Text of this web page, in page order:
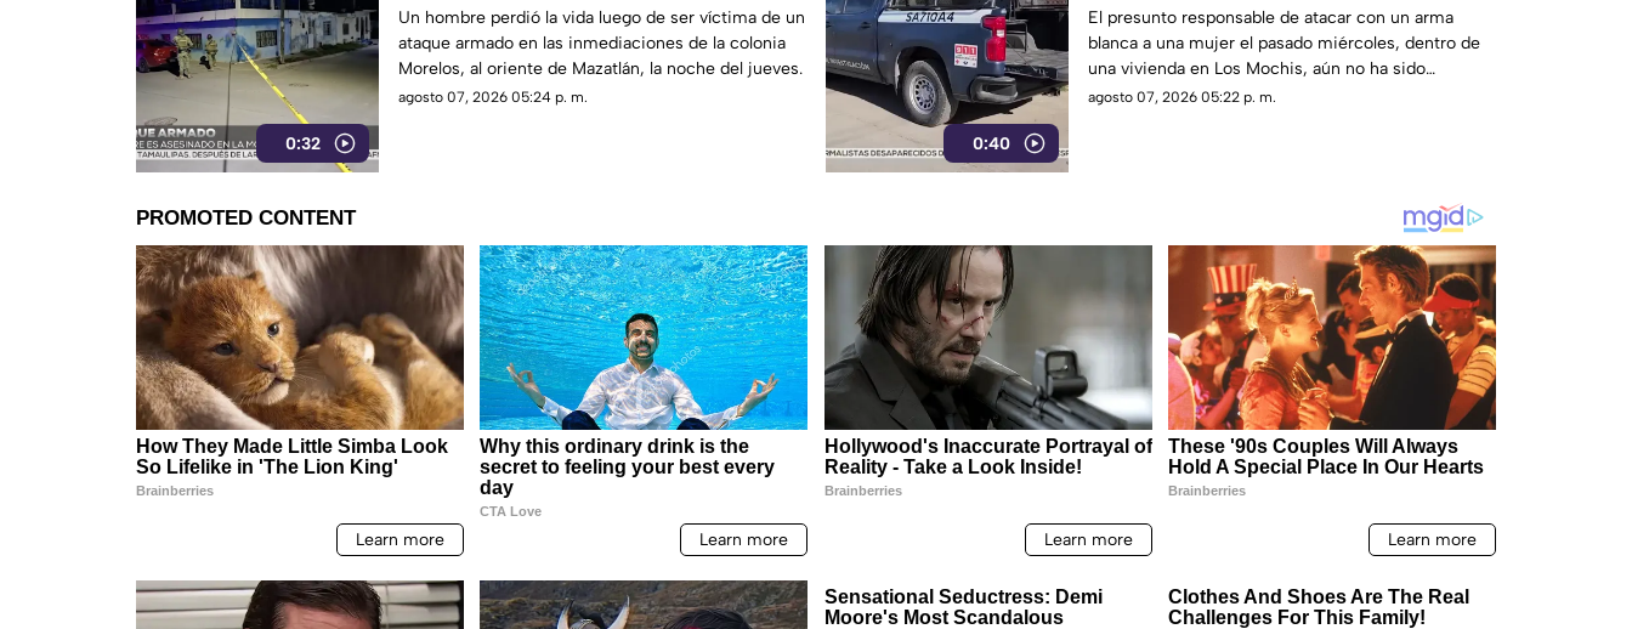
0:32
Un hombre perdió la vida luego de ser víctima de un
ataque armado en las inmediaciones de la colonia
Morelos, al oriente de Mazatlán, la noche del jueves.
agosto 07, 2026 05:24 p. m.
0:40
a una mujer en Los Mochis
El presunto responsable de atacar con un arma
blanca a una mujer el pasado miércoles, dentro de
una vivienda en Los Mochis, aún no ha sido
detenido, informó la Fiscalía General del Estado.
agosto 07, 2026 05:22 p. m.